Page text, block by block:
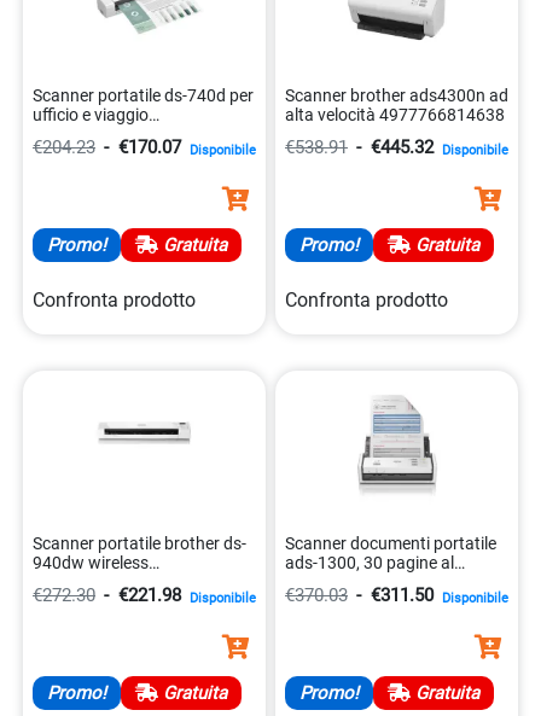
Scanner portatile ds-740d per
ufficio e viaggio
€204.23 - €170.07 Disponibile
Promo! Gratuita
Confronta prodotto
Scanner brother ads4300n ad
alta velocità 4977766814638
€538.91 - €445.32 Disponibile
Promo! Gratuita
Confronta prodotto
Scanner portatile brother ds-
940dw wireless
€272.30 - €221.98 Disponibile
Promo! Gratuita
Scanner documenti portatile
ads-1300, 30 pagine al
4977766832212
€370.03 - €311.50 Disponibile
Promo! Gratuita